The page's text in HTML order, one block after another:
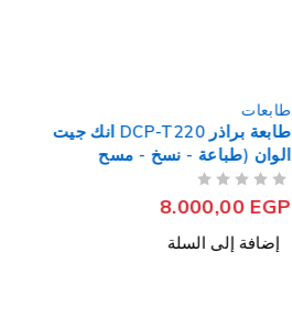
طابعات
طابعة براذر DCP-T220 انك جيت
الوان (طباعة - نسخ - مسح
ضوئي) (أوبن بوكس)
8.000,00EGP
إضافة إلى السلة